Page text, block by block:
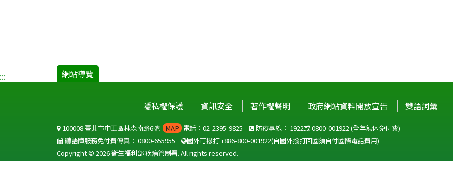
::: 網站導覽
隱私權保護 資訊安全 著作權聲明 政府網站資料開放宣告 雙語詞彙
100008 臺北市中正區林森南路6號 MAP 電話：02-2395-9825 防疫專線： 1922或0800-001922(全年無休免付費)
聽語障服務免付費傳真： 0800-655955 國外可撥打+886-800-001922(自國外撥打回國須自付國際電話費用)
Copyright © 2026 衛生福利部 疾病管制署. All rights reserved.